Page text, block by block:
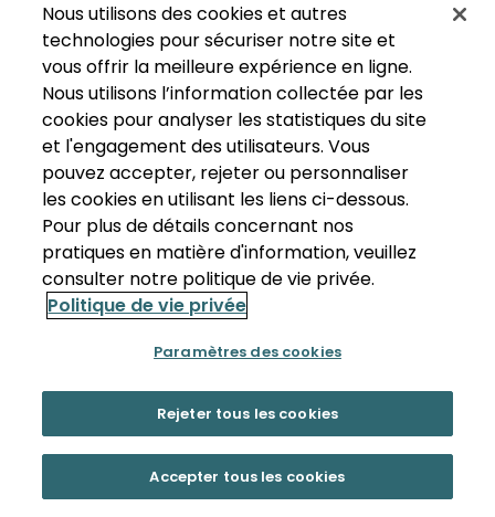
Nous utilisons des cookies et autres
technologies pour sécuriser notre site et
vous offrir la meilleure expérience en ligne.
Nous utilisons l’information collectée par les
cookies pour analyser les statistiques du site
et l'engagement des utilisateurs. Vous
pouvez accepter, rejeter ou personnaliser
les cookies en utilisant les liens ci-dessous.
Pour plus de détails concernant nos
pratiques en matière d'information, veuillez
consulter notre politique de vie privée.
Politique de vie privée
Paramètres des cookies
Rejeter tous les cookies
Accepter tous les cookies